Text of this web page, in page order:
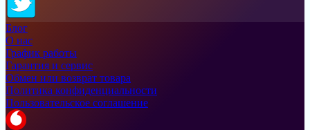
Блог
О нас
График работы
Гарантия и сервис
Обмен или возврат товара
Политика конфиденциальности
Пользовательское соглашение